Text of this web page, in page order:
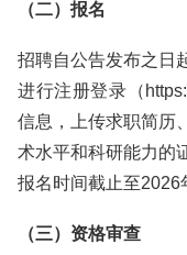
（二）报名
招聘自公告发布之日
进行注册登录（
信息，上传求职简历
术水平和科研能力的
报名时间截止至2026
（三）资格审查